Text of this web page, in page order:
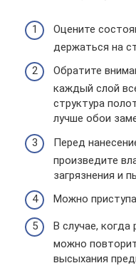
Оцените
держаться на
Обратите
каждый слой
структура
лучше обои
Перед
произведите
загрязнения и
Можно
В случае, когда
можно
высыхания